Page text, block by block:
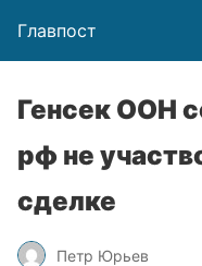
Главпост
Генсек ООН
рф не
сделке
Петр Юрьев